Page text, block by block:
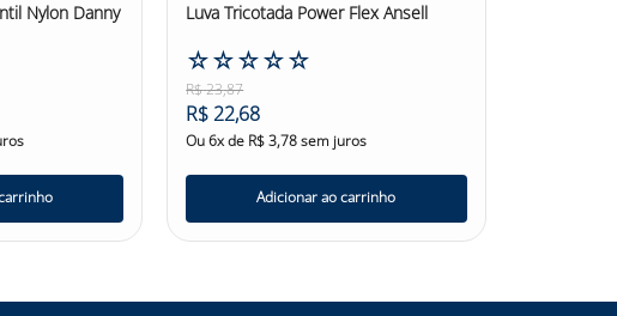
Nylon Danny
Luva Tricotada Power Flex Ansell
☆☆☆☆☆
R$23,87
R$22,68
Ou6x de R$3,78sem juros
Adicionar ao carrinho